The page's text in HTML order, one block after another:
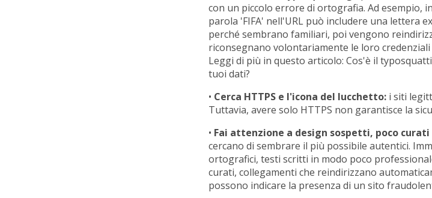
con un piccolo errore di ortografia. Ad esempio,
parola 'FIFA' nell'URL può includere una lettera
perché sembrano familiari, poi vengono
riconsegnano volontariamente le loro
Leggi di più in questo articolo: Cos'è il
tuoi dati?
• Cerca HTTPS e l'icona del lucchetto: i siti
Tuttavia, avere solo HTTPS non garantisce la
• Fai attenzione a design sospetti, poco
cercano di sembrare il più possibile autentici.
ortografici, testi scritti in modo poco
curati, collegamenti che reindirizzano
possono indicare la presenza di un sito